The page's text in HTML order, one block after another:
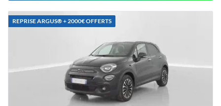
REPRISE ARGUS®️ + 2000€ OFFERTS